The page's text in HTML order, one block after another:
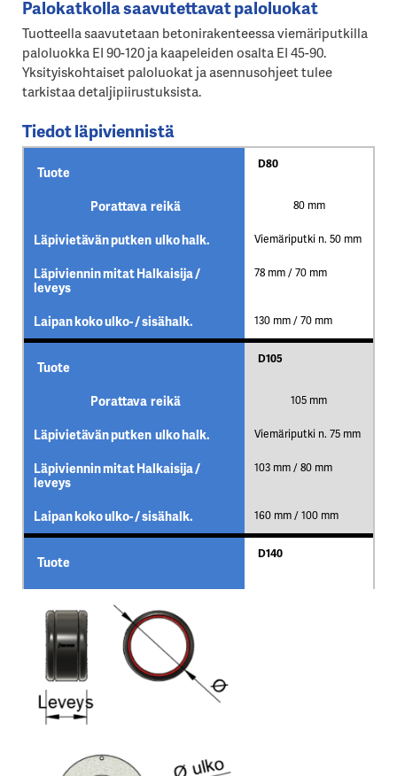
Palokatkolla saavutettavat paloluokat
Tuotteella saavutetaan betonirakenteessa viemäriputkilla
paloluokka EI 90-120 ja kaapeleiden osalta EI 45-90.
Yksityiskohtaiset paloluokat ja asennusohjeet tulee
tarkistaa detaljipiirustuksista.
Tiedot läpiviennistä
Tuote
D80
Porattava reikä 80 mm
Läpivietävän putken ulko halk. Viemäriputki n. 50 mm
Läpiviennin mitat Halkaisija /
leveys
78 mm / 70 mm
Laipan koko ulko- / sisähalk. 130 mm / 70 mm
Tuote
D105
Porattava reikä 105 mm
Läpivietävän putken ulko halk. Viemäriputki n. 75 mm
Läpiviennin mitat Halkaisija /
leveys
103 mm / 80 mm
Laipan koko ulko- / sisähalk. 160 mm / 100 mm
Tuote
D140
Läpivietävän putken ulko halk.
Läpiviennin mitat Halkaisija /
leveys
Laipan koko ulko- / sisähalk.